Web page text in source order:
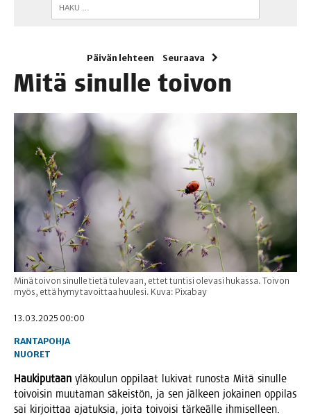
Päivän lehteen Seuraava
Mitä sinul­le toivon
Minä toivon sinulle tietä tulevaan, ettet tuntisi olevasi hukassa. Toivon
myös, että hymy tavoittaa huulesi. Kuva: Pixabay
13.03.2025 00:00
RANTAPOHJA
NUORET
Hau­ki­pu­taan ylä­kou­lun oppi­laat luki­vat runos­ta Mitä sinul­le
toi­voi­sin muu­ta­man säkeis­tön, ja sen jäl­keen jokai­nen oppi­las
sai kir­joit­taa aja­tuk­sia, joi­ta toi­voi­si tär­keäl­le ihmi­sel­leen.